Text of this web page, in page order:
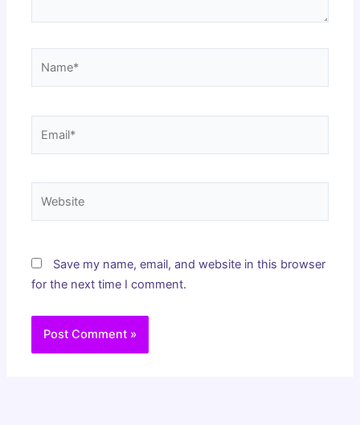
Save my name, email, and website in this browser
for the next time I comment.